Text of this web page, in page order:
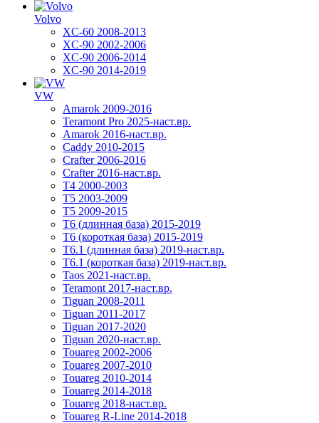
Volvo
XC-60 2008-2013
XC-90 2002-2006
XC-90 2006-2014
XC-90 2014-2019
VW
Amarok 2009-2016
Teramont Pro 2025-наст.вр.
Amarok 2016-наст.вр.
Caddy 2010-2015
Crafter 2006-2016
Crafter 2016-наст.вр.
T4 2000-2003
T5 2003-2009
T5 2009-2015
T6 (длинная база) 2015-2019
Т6 (короткая база) 2015-2019
T6.1 (длинная база) 2019-наст.вр.
T6.1 (короткая база) 2019-наст.вр.
Taos 2021-наст.вр.
Teramont 2017-наст.вр.
Tiguan 2008-2011
Tiguan 2011-2017
Tiguan 2017-2020
Tiguan 2020-наст.вр.
Touareg 2002-2006
Touareg 2007-2010
Touareg 2010-2014
Touareg 2014-2018
Touareg 2018-наст.вр.
Touareg R-Line 2014-2018